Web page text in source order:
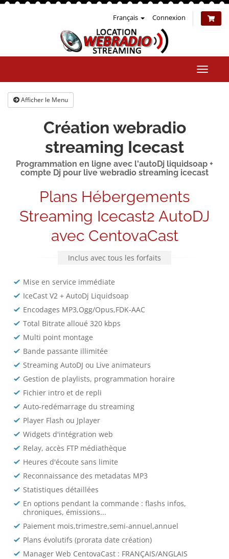
Français Connexion
la
Afficher le Menu
Création webradio
streaming Icecast
Programmation en ligne avec l'autoDj liquidsoap +
compte Dj pour live webradio streaming icecast
Plans Hébergements
Streaming Icecast2 AutoDJ
avec CentovaCast
Inclus avec tous les forfaits
Mise en service immédiate
IceCast V2 + AutoDj Liquidsoap
Encodages MP3,Ogg/Opus,FDK-AAC
Total Bitrate alloué 320 kbps
Multi point montage
Bande passante illimitée
Streaming AutoDJ ou Live animateurs
Gestion de playlists, programmation horaire
Fichier intro et de repli
Auto-redémarrage du streaming
Player Flash ou Jplayer
Widgets d'intégration web
Relay, accès FTP médiathèque
Heures d'écoute sans limite
Reconnaissance des metadatas MP3
Statistiques détaillées
En options pendant la commande : flashs infos,
chroniques, émissions...
Paiement mois,trimestre,semi-annuel,annuel
Plans évolutifs (prorata date création)
Manager Web CentovaCast : FRANÇAIS/ANGLAIS